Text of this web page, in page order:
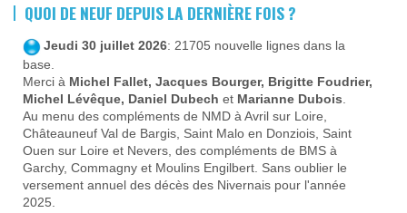
QUOI DE NEUF DEPUIS LA DERNIÈRE FOIS ?
Jeudi 30 juillet 2026: 21705 nouvelle lignes dans la
base.
Merci à Michel Fallet, Jacques Bourger, Brigitte Foudrier,
Michel Lévêque, Daniel Dubech et Marianne Dubois
Au menu des compléments de NMD à Avril sur Loire,
Châteauneuf Val de Bargis, Saint Malo en Donziois, Saint
Ouen sur Loire et Nevers, des compléments de BMS à
Garchy, Commagny et Moulins Engilbert. Sans oublier le
versement annuel des décès des Nivernais pour l'année
2025.